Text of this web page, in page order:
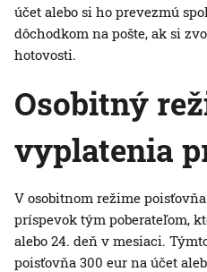
účet alebo si ho prevezmú
dôchodkom na pošte, ak si
hotovosti.
Osobitný
vyplatenia
V osobitnom režime
príspevok tým poberateľom,
alebo 24. deň v mesiaci.
poisťovňa 300 eur na účet